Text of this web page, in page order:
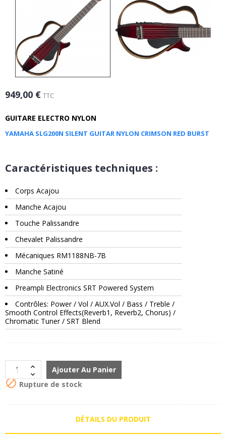
949,00 € TTC
GUITARE ELECTRO NYLON
YAMAHA SLG200N SILENT GUITAR NYLON CRIMSON RED BURST
Caractéristiques techniques :
Corps Acajou
Manche Acajou
Touche Palissandre
Chevalet Palissandre
Mécaniques RM1188NB-7B
Manche Satiné
Preampli Electronics SRT Powered System
Contrôles: Power / Vol / AUX.Vol / Bass / Treble /
Smooth Control Effects(Reverb1, Reverb2, Chorus) /
Chromatic Tuner / SRT Blend
Ajouter Au Panier
 Rupture de stock
DÉTAILS DU PRODUIT